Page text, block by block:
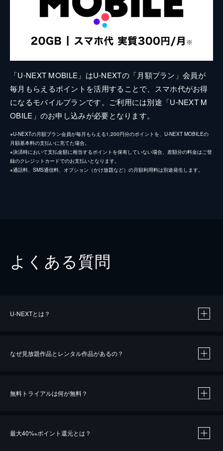
「U-NEXT MOBILE」はU-NEXTの「月額プラン」会員が
毎月もらえるポイントを活用することで、スマホ代がお得
になるモバイルプランです。ご利用には別途「U-NEXT M
OBILE」のお申し込みが必要となります。
※U-NEXTの月額プラン会員が毎月もらえる1,200円分のポイントを、U-NEXT MOBILEの
月額基本料の支払いに充てた場合。
※決済時において支払金額に相当するポイントを保有していない場合、差額分の料金はご登
録のクレジットカードでのお支払いとなります。
※通話料、SMS通信料、オプション（かけ放題など）の月額利用料は別途発生します。
よくある質問
U-NEXTとは？
なぜ見放題作品とレンタル作品があるの？
無料トライアルは何が無料？
最大40%※ポイント還元とは？